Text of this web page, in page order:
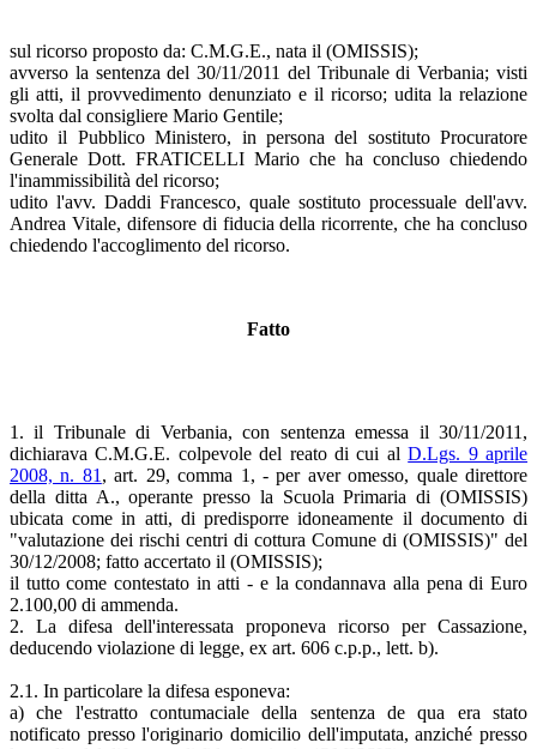
sul ricorso proposto da: C.M.G.E., nata il (OMISSIS);
avverso la sentenza del 30/11/2011 del Tribunale di Verbania; visti
gli atti, il provvedimento denunziato e il ricorso; udita la relazione
svolta dal consigliere Mario Gentile;
udito il Pubblico Ministero, in persona del sostituto Procuratore
Generale Dott. FRATICELLI Mario che ha concluso chiedendo
l'inammissibilità del ricorso;
udito l'avv. Daddi Francesco, quale sostituto processuale dell'avv.
Andrea Vitale, difensore di fiducia della ricorrente, che ha concluso
chiedendo l'accoglimento del ricorso.
Fatto
1. il Tribunale di Verbania, con sentenza emessa il 30/11/2011,
dichiarava C.M.G.E. colpevole del reato di cui alD.Lgs. 9 aprile
2008, n. 81 , art. 29, comma 1, - per aver omesso, quale direttore
della ditta A., operante presso la Scuola Primaria di (OMISSIS)
ubicata come in atti, di predisporre idoneamente il documento di
"valutazione dei rischi centri di cottura Comune di (OMISSIS)" del
30/12/2008; fatto accertato il (OMISSIS);
il tutto come contestato in atti - e la condannava alla pena di Euro
2.100,00 di ammenda.
2. La difesa dell'interessata proponeva ricorso per Cassazione,
deducendo violazione di legge, ex art. 606 c.p.p., lett. b).
2.1. In particolare la difesa esponeva:
a) che l'estratto contumaciale della sentenza de qua era stato
notificato presso l'originario domicilio dell'imputata, anziché presso